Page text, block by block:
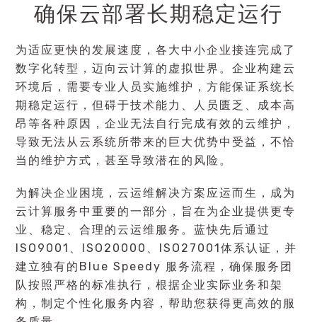
确保云部署长期稳定运行
为适应更快的发展速度，各大中小企业接连完成了
数字化转型，迈向云计算的虚拟世界。企业构建云
环境后，需要专业人员实施维护，方能保证系统长
期稳定运行，但碍于技术能力、人员匮乏、成本高
昂等各种原因，企业无法自行完成有效的云维护，
导致无法从云系统所带来的巨大优势中受益，不恰
当的维护方式，甚至导致潜在的风险。
为解决企业困境，云运维解决方案应运而生，成为
云计算服务 中重要的一部分，旨在为企业提供更专
业、稳定、合理的云运维服务。蓝快先后通过
ISO9001、ISO20000、ISO27001体系认证，并
建立独有的Blue Speedy 服务流程，确保服务团
队按照严格的标准执行，根据企业实际业务和架
构，制定个性化服务内容，帮助您获得更高效的服